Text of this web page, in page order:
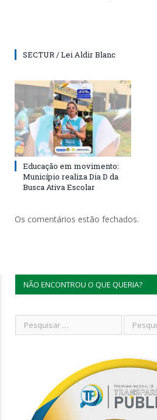
SECTUR / Lei Aldir Blanc
Educação em movimento:
Município realiza Dia D da
Busca Ativa Escolar
Os comentários estão fechados.
NÃO ENCONTROU O QUE QUERIA?